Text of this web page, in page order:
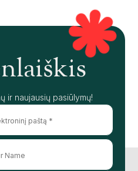
ir naujausių pasiūlymų!